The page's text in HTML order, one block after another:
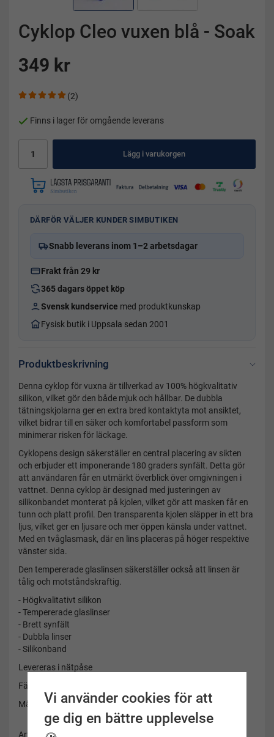
Cyklop Cleo vuxen blå - Soak
349 kr
(2)
Finns i lager för omgående leverans
Lägg i varukorgen
DÄRFÖR VÄLJER KUNDER SIMBUTIKEN
Snabb leverans inom 1–2 arbetsdagar
Frakt från 29 kr
365 dagars öppet köp
Svensk kundservice med produktkunskap
Fysisk butik i Uppsala sedan 2001
Produktbeskrivning
Denna cyklop för vuxna är tillverkad av 100% högkvalitativ
silikon, vilket gör den både mjuk och hållbar. De dubbla
tätningskjolarna ger en extra bred kontaktyta mot ansiktet,
vilket bidrar till en säker och komfortabel passform som
minimerar risken för läckage.
Cyklopens design säkerställer en central placering av sikten
och erbjuder ett imponerande 180 graders synfält. Detta gör
att användaren får en utmärkt överblick över omgivningen i
vattnet. Denna cyklop är designad med justeringen av
silikonbandet monterat på kjolen, vilket gör att masken får en
tunn och platt profil. Den transparenta kjolen släpper in ett bra
ljus, vilket ger en ljusare och mer öppen känsla under vattnet.
Med en tvåglasmask, där en lins placeras på höger respektive
vänster sida.
Den tempererade glaslinsen säkerställer också att linsen är
tålig och motståndskraftig.
- Högkvalitativt silikon
- Tempererade glaslinser
- Brett synfält
- Dubbla linser
- Silikonband
Levereras i nätpåse
Färg: Blå ram
Märke: SoakVi använder cookies för att
ge dig en bättre upplevelse